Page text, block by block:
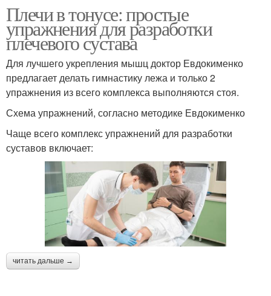
Плечи в тонусе: простые
упражнения для разработки
плечевого сустава
Для лучшего укрепления мышц доктор Евдокименко
предлагает делать гимнастику лежа и только 2
упражнения из всего комплекса выполняются стоя.
Схема упражнений, согласно методике Евдокименко
Чаще всего комплекс упражнений для разработки
суставов включает:
читать дальше →